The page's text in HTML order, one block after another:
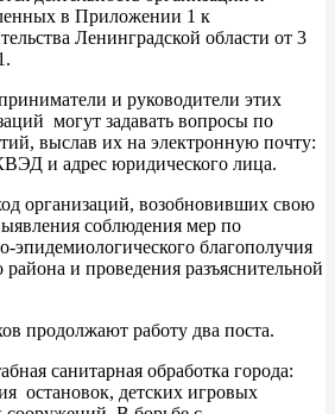
в Приложении 1 к
Ленинградской области от 3
и руководители этих
могут задавать вопросы по
выслав их на электронную почту:
и адрес юридического лица.
организаций, возобновивших свою
соблюдения мер по
эпидемиологического благополучия
района и проведения разъяснительной
продолжают работу два поста.
санитарная обработка города:
остановок, детских игровых